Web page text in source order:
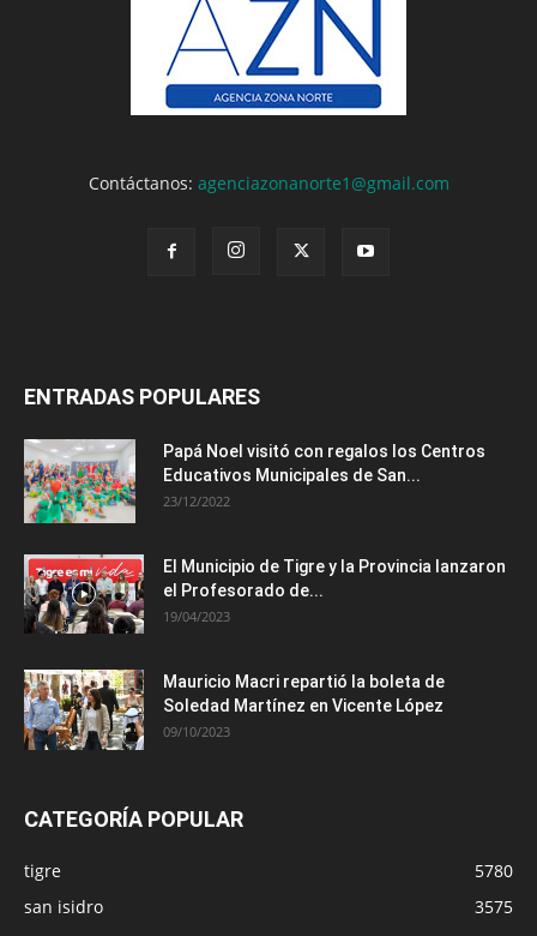
Contáctanos: agenciazonanorte1@gmail.com
ENTRADAS POPULARES
Papá Noel visitó con regalos los Centros
Educativos Municipales de San...
23/12/2022
El Municipio de Tigre y la Provincia lanzaron
el Profesorado de...
19/04/2023
Mauricio Macri repartió la boleta de
Soledad Martínez en Vicente López
09/10/2023
CATEGORÍA POPULAR
tigre
5780
san isidro
3575